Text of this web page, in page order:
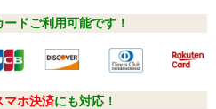
ドご利用可能です！
マホ決済にも対応！